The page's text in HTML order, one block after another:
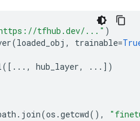
tfhub.dev/..." )
(loaded_obj , trainable=
([ ... , hub_layer, ... ])
. join(os .getcwd(),